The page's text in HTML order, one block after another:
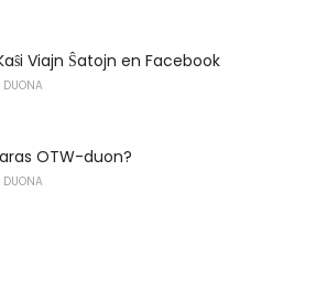
Viajn Ŝatojn en Facebook
DUONA
OTW-duon?
DUONA